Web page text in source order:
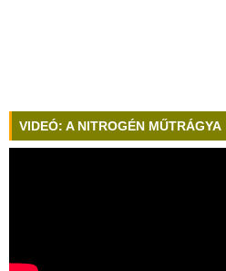
VIDEÓ: A NITROGÉN MŰTRÁGYA